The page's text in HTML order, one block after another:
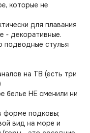
которые не
для плавания
- декоративные.
подводные стулья
на ТВ (есть три
белье НЕ сменили ни
форме подковы;
вид на море и